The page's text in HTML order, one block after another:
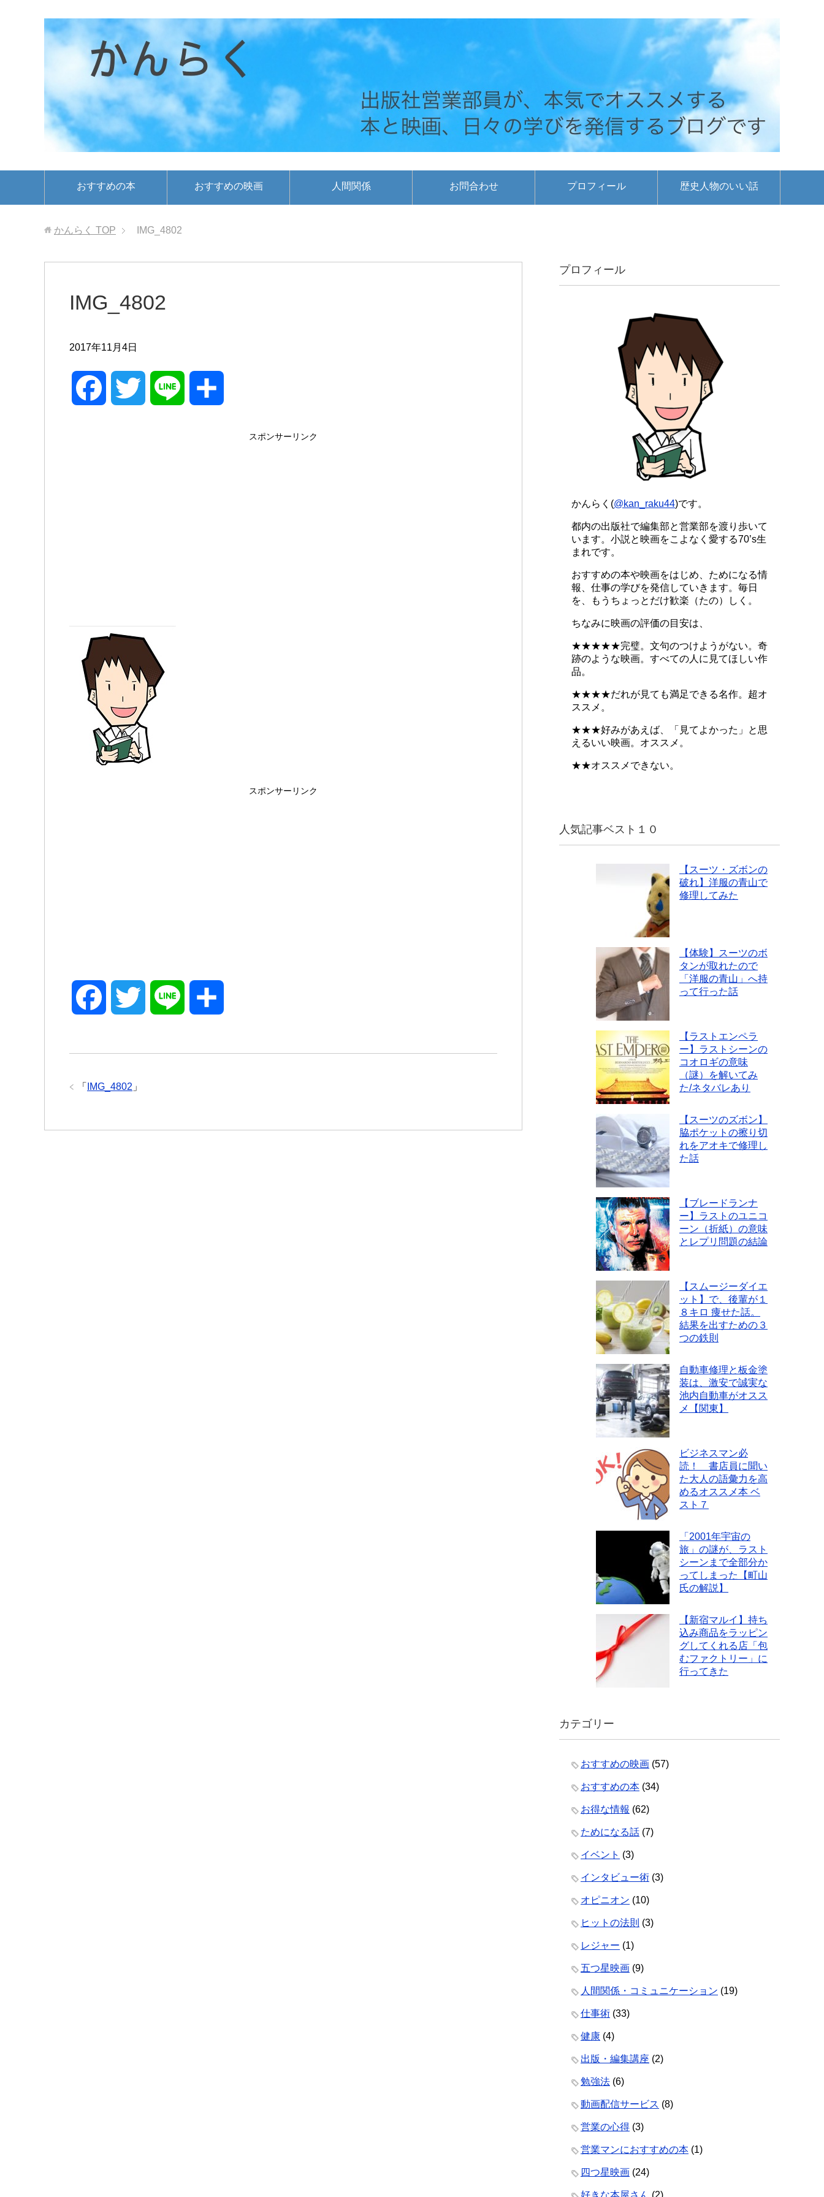
おすすめの本 おすすめの映画 人間関係 お問合わせ プロフィール 歴史人物のいい話
かんらく TOP IMG_4802
IMG_4802
2017年11月4日
k
スポンサーリンク
スポンサーリンク
「 IMG_4802 」
プロフィール
かんらく(@kan_raku44)です。
都内の出版社で編集部と営業部を渡り歩いて
います。小説と映画をこよなく愛する70’s生
まれです。
おすすめの本や映画をはじめ、ためになる情
報、仕事の学びを発信していきます。毎日
を、もうちょっとだけ歓楽（たの）しく。
ちなみに映画の評価の目安は、
★★★★★完璧。文句のつけようがない。奇
跡のような映画。すべての人に見てほしい作
品。
★★★★だれが見ても満足できる名作。超オ
ススメ。
★★★好みがあえば、「見てよかった」と思
えるいい映画。オススメ。
★★オススメできない。
人気記事ベスト１０
【スーツ・ズボンの
破れ】洋服の青山で
修理してみた
【体験】スーツのボ
タンが取れたので
「洋服の青山」へ持
って行った話
【ラストエンペラ
ー】ラストシーンの
コオロギの意味
（謎）を解いてみ
た/ネタバレあり
【スーツのズボン】
脇ポケットの擦り切
れをアオキで修理し
た話
【ブレードランナ
ー】ラストのユニコ
ーン（折紙）の意味
とレプリ問題の結論
【スムージーダイエ
ット】で、後輩が１
８キロ 痩せた話。
結果を出すための３
つの鉄則
自動車修理と板金塗
装は、激安で誠実な
池内自動車がオスス
メ【関東】
ビジネスマン必
読！ 書店員に聞い
た大人の語彙力を高
めるオススメ本 ベ
スト７
「2001年宇宙の
旅」の謎が、ラスト
シーンまで全部分か
ってしまった【町山
氏の解説】
【新宿マルイ】持ち
込み商品をラッピン
グしてくれる店「包
むファクトリー」に
行ってきた
カテゴリー
おすすめの映画 (57)
おすすめの本 (34)
お得な情報 (62)
ためになる話 (7)
イベント (3)
インタビュー術 (3)
オピニオン (10)
ヒットの法則 (3)
レジャー (1)
五つ星映画 (9)
人間関係・コミュニケーション (19)
仕事術 (33)
健康 (4)
出版・編集講座 (2)
勉強法 (6)
動画配信サービス (8)
営業の心得 (3)
営業マンにおすすめの本 (1)
四つ星映画 (24)
好きな本屋さん (2)